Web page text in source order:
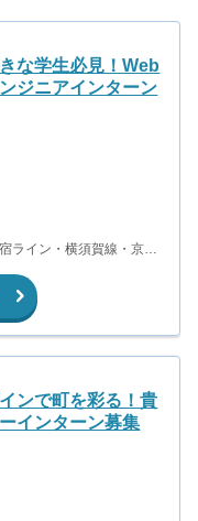
な学生必見！Web
ジニアインターン
ライン・横須賀線・京浜
ンで町を彩る！貴
インターン募集